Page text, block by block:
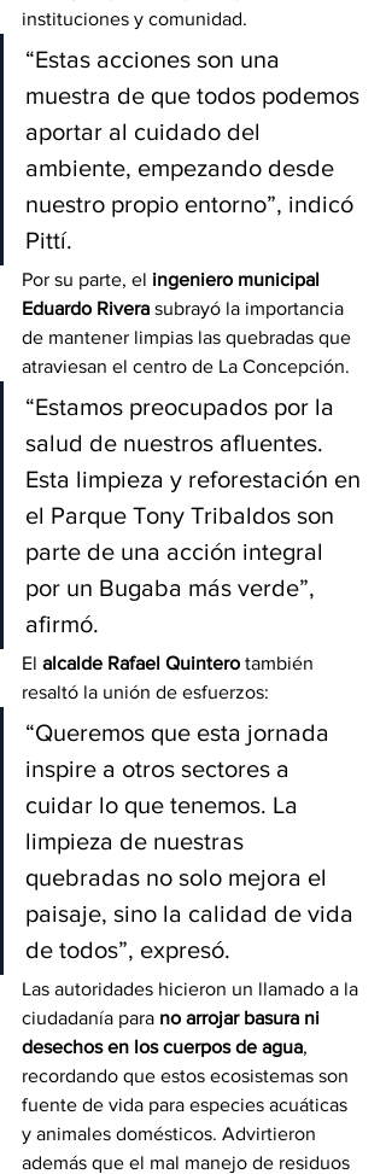
instituciones y comunidad.
“Estas acciones son una
muestra de que todos podemos
aportar al cuidado del
ambiente, empezando desde
nuestro propio entorno”, indicó
Pittí.
Por su parte, el ingeniero municipal
Eduardo Rivera subrayó la importancia
de mantener limpias las quebradas que
atraviesan el centro de La Concepción.
“Estamos preocupados por la
salud de nuestros afluentes.
Esta limpieza y reforestación en
el Parque Tony Tribaldos son
parte de una acción integral
por un Bugaba más verde”,
afirmó.
El alcalde Rafael Quintero también
resaltó la unión de esfuerzos:
“Queremos que esta jornada
inspire a otros sectores a
cuidar lo que tenemos. La
limpieza de nuestras
quebradas no solo mejora el
paisaje, sino la calidad de vida
de todos”, expresó.
Las autoridades hicieron un llamado a la
ciudadanía para no arrojar basura ni
desechos en los cuerpos de agua,
recordando que estos ecosistemas son
fuente de vida para especies acuáticas
y animales domésticos. Advirtieron
además que el mal manejo de residuos